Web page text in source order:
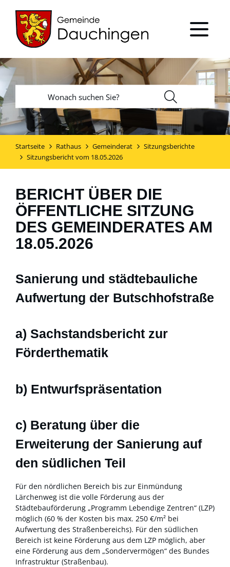
Startseite Rathaus Gemeinderat
Sitzungsberichte
Sitzungsbericht vom 18.05.2026
BERICHT ÜBER DIE
ÖFFENTLICHE SITZUNG
DES GEMEINDERATES AM
18.05.2026
Sanierung und städtebauliche
Aufwertung der Butschhofstraße
a) Sachstandsbericht zur
Förderthematik
b) Entwurfspräsentation
c) Beratung über die
Erweiterung der Sanierung auf
den südlichen Teil
Für den nördlichen Bereich bis zur Einmündung
Lärchenweg ist die volle Förderung aus der
Städtebauförderung „Programm Lebendige Zentren“ (LZP)
möglich (60 % der Kosten bis max. 250 €/m² bei
Aufwertung des Straßenbereichs). Für den südlichen
Bereich ist keine Förderung aus dem LZP möglich, aber
eine Förderung aus dem „Sondervermögen“ des Bundes
Infrastruktur (Straßenbau).